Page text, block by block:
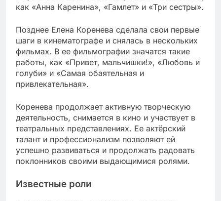
как «Анна Каренина», «Гамлет» и «Три сестры».
Позднее Елена Коренева сделала свои первые
шаги в кинематографе и снялась в нескольких
фильмах. В ее фильмографии значатся такие
работы, как «Привет, мальчишки!», «Любовь и
голуби» и «Самая обаятельная и
привлекательная».
Коренева продолжает активную творческую
деятельность, снимается в кино и участвует в
театральных представлениях. Ее актёрский
талант и профессионализм позволяют ей
успешно развиваться и продолжать радовать
поклонников своими выдающимися ролями.
Известные роли